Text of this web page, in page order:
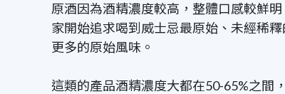
原酒因為酒精濃度較高，整體口感較鮮
家開始追求喝到威士忌最原始、未經稀
更多的原始風味。
這類的產品酒精濃度大都在50-65%之間